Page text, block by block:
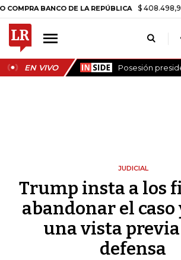
DE LA REPÚBLICA $ 408.498,97 +$
EN VIVO Posesión
JUDICIAL
Trump insta a los
abandonar el caso
una vista
defensa